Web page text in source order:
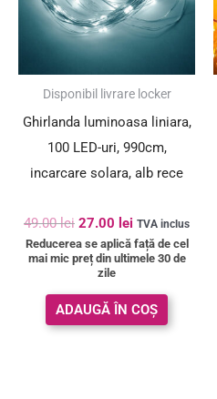
SUPER PREȚ!
Disponibil livrare locker
Ghirlanda luminoasa liniara,
100 LED-uri, 990cm,
incarcare solara, alb rece
49.00lei 27.00 lei TVA inclus
Reducerea se aplică față de cel
mai mic preț din ultimele 30 de
zile
ADAUGĂ ÎN COȘ